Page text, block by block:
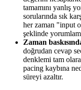
tamamını yanlış
sorularında sık
her zaman "input
şeklinde
Zaman
doğrudan cevap
denklemi tam
pacing kaybına
süreyi azaltır.